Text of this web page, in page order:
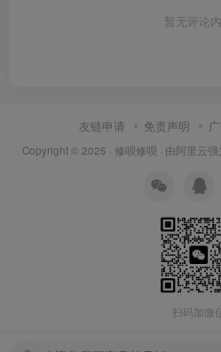
暂无评论
友链申请 免责声明
Copyright © 2025 · 修呗修呗 · 由阿里云强
扫码加微